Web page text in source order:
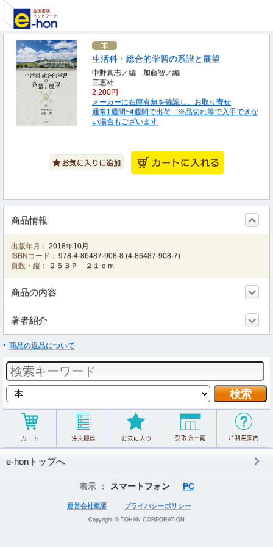
生活科・総合的学習の系譜と展望
中野真志／編 加藤智／編
三恵社
2,200円
メーカーに在庫有無を確認し、お取り寄せ
通常1週間~4週間で出荷 ※品切れ等で入手できな
い場合もございます
商品情報
出版年月： 2018年10月
ISBNコード： 978-4-86487-908-8 (4-86487-908-7)
頁数・縦：
２５３Ｐ ２１ｃｍ
商品の内容
著者紹介
商品の返品について
e-honトップへ
表示 ： スマートフォン PC
運営会社概要 プライバシーポリシー
Copyright © TOHAN CORPORATION